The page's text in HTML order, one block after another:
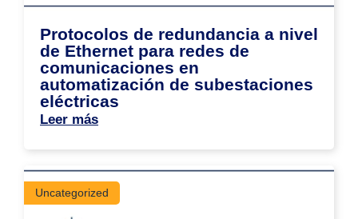
Protocolos de redundancia a nivel
de Ethernet para redes de
comunicaciones en
automatización de subestaciones
eléctricas
Leer más
Uncategorized